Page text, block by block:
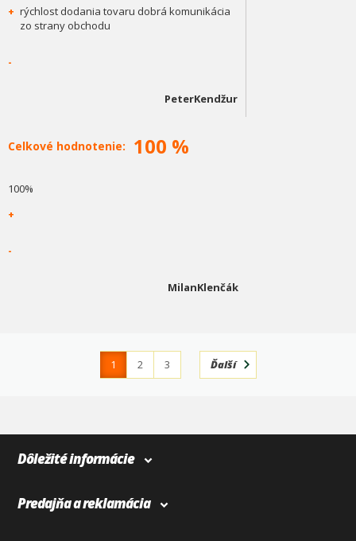
+ rýchlost dodania tovaru dobrá komunikácia
zo strany obchodu
-
PeterKendžur
Celkové hodnotenie: 100 %
100%
+
-
MilanKlenčák
1 2
3
Ďalší
Dôležité informácie
Predajňa a reklamácia